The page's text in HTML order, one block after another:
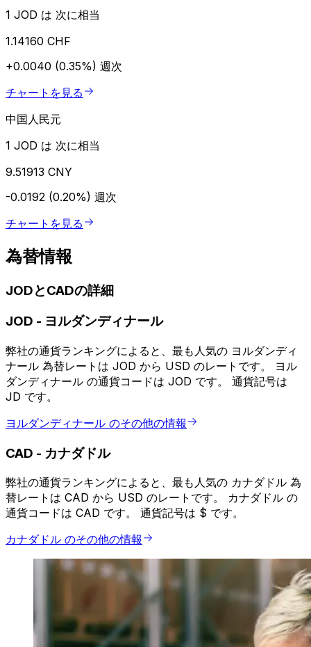
1 JOD は 次に相当
1.14160 CHF
+0.0040 (0.35%) 週次
チャートを見る
中国人民元
1 JOD は 次に相当
9.51913 CNY
-0.0192 (0.20%) 週次
チャートを見る
為替情報
JODとCADの詳細
JOD - ヨルダンディナール
弊社の通貨ランキングによると、最も人気の ヨルダンディ
ナール 為替レートは JOD から USD のレートです。 ヨル
ダンディナール の通貨コードは JOD です。 通貨記号は
JD です。
ヨルダンディナール のその他の情報
CAD - カナダドル
弊社の通貨ランキングによると、最も人気の カナダドル 為
替レートは CAD から USD のレートです。 カナダドル の
通貨コードは CAD です。 通貨記号は $ です。
カナダドル のその他の情報